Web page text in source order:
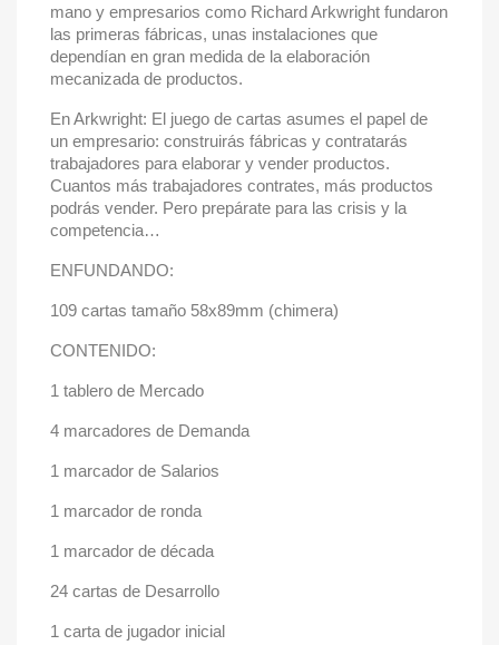
mano y empresarios como Richard Arkwright fundaron
las primeras fábricas, unas instalaciones que
dependían en gran medida de la elaboración
mecanizada de productos.
En Arkwright: El juego de cartas asumes el papel de
un empresario: construirás fábricas y contratarás
trabajadores para elaborar y vender productos.
Cuantos más trabajadores contrates, más productos
podrás vender. Pero prepárate para las crisis y la
competencia…
ENFUNDANDO:
109 cartas tamaño 58x89mm (chimera)
CONTENIDO:
1 tablero de Mercado
4 marcadores de Demanda
1 marcador de Salarios
1 marcador de ronda
1 marcador de década
24 cartas de Desarrollo
1 carta de jugador inicial